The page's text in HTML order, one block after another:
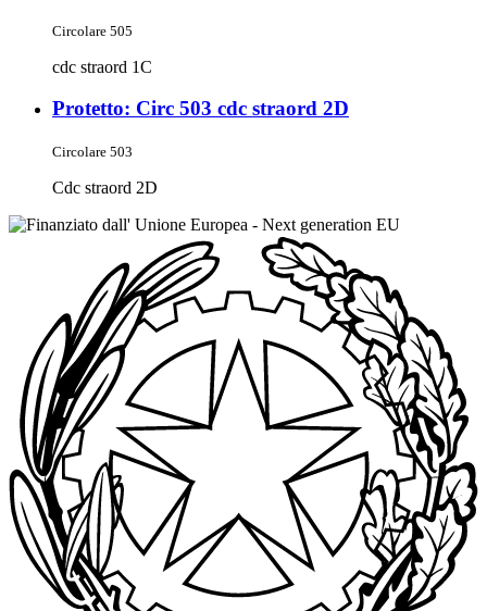
Circolare 505
cdc straord 1C
Protetto: Circ 503 cdc straord 2D
Circolare 503
Cdc straord 2D